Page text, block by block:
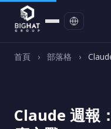
首頁 › 部落格 ›
Claude 週報